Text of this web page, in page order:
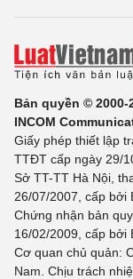
Bản quyền ©
INCOM
Giấy phép thiết lập
TTĐT cấp ngày 29/
Sở TT-TT Hà Nội,
26/07/2007, cấp bởi
Chứng nhận bản
16/02/2009, cấp bởi
Cơ quan chủ quản:
Nam. Chịu trách